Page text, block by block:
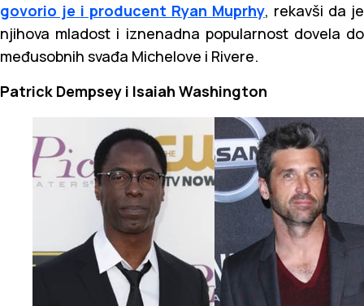
govorio je i producent Ryan Muprhy, rekavši da je
njihova mladost i iznenadna popularnost dovela do
međusobnih svađa Michelove i Rivere.
Patrick Dempsey i Isaiah Washington